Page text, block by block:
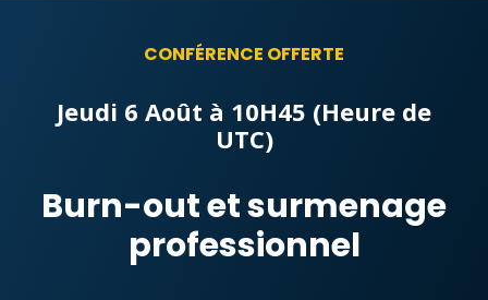
CONFÉRENCE OFFERTE
Jeudi 6 Août à 10H45 (Heure de
UTC)
Burn-out et surmenage
professionnel